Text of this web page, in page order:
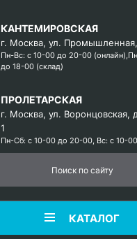
КАНТЕМИРОВСКАЯ
г. Москва, ул.
Пн-Вс: с 10-00 до 20-00
до 18-00 (склад)
ПРОЛЕТАРСКАЯ
г. Москва, ул. Воронцовская,
1
Пн-Сб: с 10-00 до 20-00, Вс: с 10-
КАТАЛОГ